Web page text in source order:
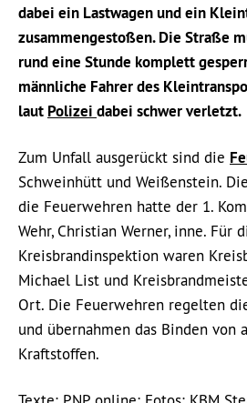
dabei ein Lastwagen und ein
zusammengestoßen. Die Straße
rund eine Stunde komplett
männliche Fahrer des
laut Polizei dabei schwer verletzt.
Zum Unfall ausgerückt sind die
Schweinhütt und Weißenstein.
die Feuerwehren hatte der 1.
Wehr, Christian Werner, inne. Für
Kreisbrandinspektion waren
Michael List und
Ort. Die Feuerwehren regelten
und übernahmen das Binden von
Kraftstoffen.